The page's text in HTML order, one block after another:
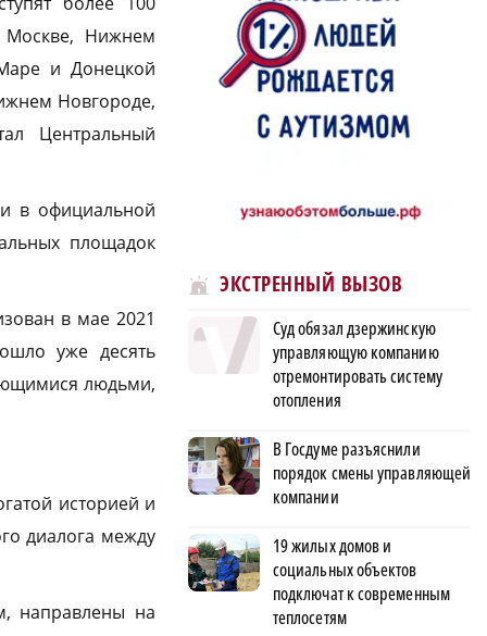
Москве, Нижнем
и Донецкой
Новгороде,
Центральный
и в официальной
площадок
в мае 2021
уже десять
людьми,
историей и
диалога между
направлены на
ЭКСТРЕННЫЙ ВЫЗОВ
Суд обязал дзержинскую
управляющую компанию
отремонтировать систему
отопления
В Госдуме разъяснили
порядок смены управляющей
компании
19 жилых домов и
социальных объектов
подключат к современным
теплосетям